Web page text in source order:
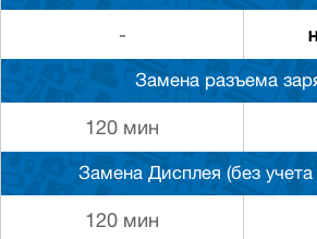
-
Замена разъема
120 мин
Замена Дисплея (без учета
120 мин